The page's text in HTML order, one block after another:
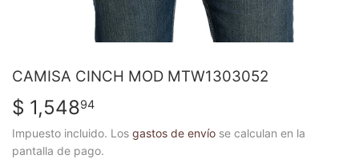
CAMISA CINCH MOD MTW1303052
$ 1,54894
1,548.94
Impuesto incluido. Los gastos de envío se calculan en la
pantalla de pago.